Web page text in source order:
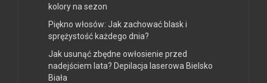
kolory na sezon
Piękno włosów: Jak zachować blask i
sprężystość każdego dnia?
Jak usunąć zbędne owłosienie przed
nadejściem lata? Depilacja laserowa Bielsko
Biała